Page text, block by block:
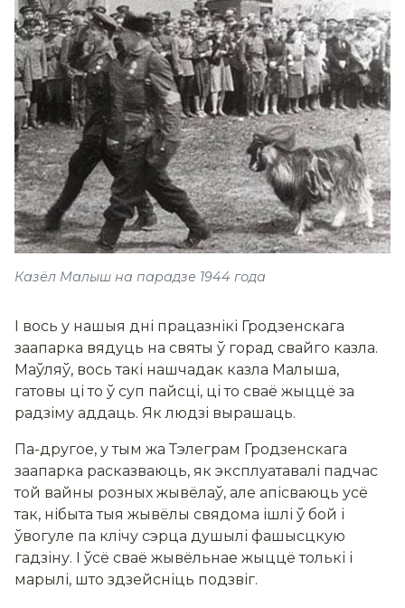
Казёл Малыш на парадзе 1944 года
І вось у нашыя дні працазнікі Гродзенскага
заапарка вядуць на святы ў горад свайго казла.
Маўляў, вось такі нашчадак казла Малыша,
гатовы ці то ў суп пайсці, ці то сваё жыццё за
радзіму аддаць. Як людзі вырашаць.
Па-другое, у тым жа Тэлеграм Гродзенскага
заапарка расказваюць, як эксплуатавалі падчас
той вайны розных жывёлаў, але апісваюць усё
так, нібыта тыя жывёлы свядома ішлі ў бой і
ўвогуле па клічу сэрца душылі фашысцкую
гадзіну. І ўсё сваё жывёльнае жыццё толькі і
марылі, што здзейсніць подзвіг.